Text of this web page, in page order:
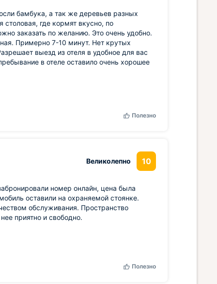
бамбука, а так же деревьев разных
где кормят вкусно, по
заказать по желанию. Это очень удобно.
Примерно 7-10 минут. Нет крутых
выезд из отеля в удобное для вас
в отеле оставило очень хорошее
Полезно
Великолепно 10
номер онлайн, цена была
оставили на охраняемой стоянке.
обслуживания. Пространство
приятно и свободно.
Полезно